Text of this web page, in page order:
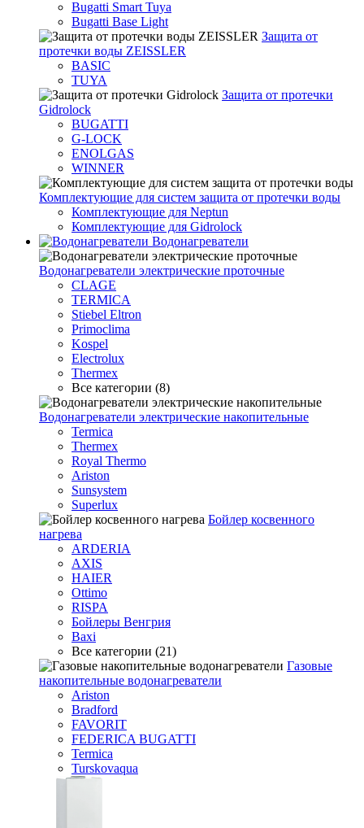
Bugatti Smart Tuya
Bugatti Base Light
Защита от
протечки воды ZEISSLER
BASIC
TUYA
Защита от протечки
Gidrolock
BUGATTI
G-LOCK
ENOLGAS
WINNER
Комплектующие для систем защита от протечки воды
Комплектующие для Neptun
Комплектующие для Gidrolock
Водонагреватели
Водонагреватeли электрические проточные
CLAGE
TERMICA
Stiebel Eltron
Primoclima
Kospel
Electrolux
Thermex
Все категории (8)
Водонагреватели электрические накопительные
Termica
Thermex
Royal Thermo
Ariston
Sunsystem
Superlux
Бойлер косвенного
нагрева
ARDERIA
AXIS
HAIER
Ottimo
RISPA
Бойлеры Венгрия
Baxi
Все категории (21)
Газовые
накопительные водонагреватели
Ariston
Bradford
FAVORIT
FEDERICA BUGATTI
Termica
Turskovaqua